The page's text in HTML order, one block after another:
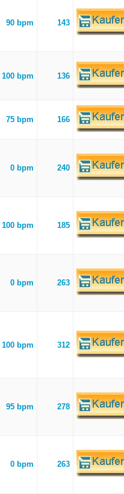
90 bpm 143
100 bpm 136
75 bpm 166
0 bpm 240
100 bpm 185
0 bpm 263
100 bpm 312
95 bpm 278
0 bpm 263